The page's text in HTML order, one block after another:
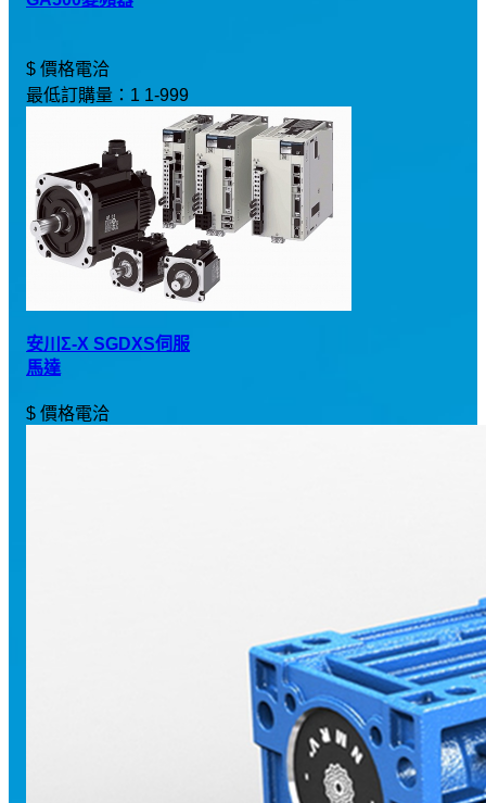
$ 價格電洽
最低訂購量：1 1-999
安川Σ-X SGDXS伺服
馬達
$ 價格電洽